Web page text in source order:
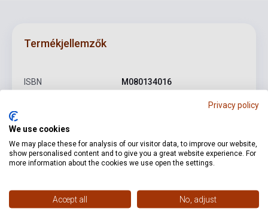
Termékjellemzők
ISBN M080134016
Oldalszám
Kötés Puhakötés
Kiadó EMB
Kiadási év 1991
Formátum Kotta
Privacy policy
We use cookies
We may place these for analysis of our visitor data, to improve our website,
show personalised content and to give you a great website experience. For
more information about the cookies we use open the settings.
Accept all No, adjust